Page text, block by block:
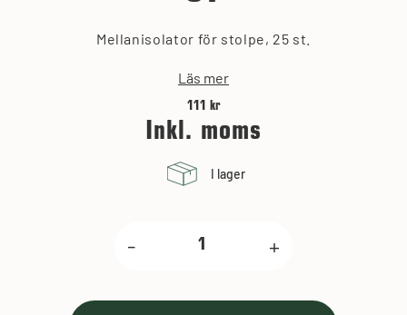
Mellanisolator för stolpe, 25 st.
Läs mer
111 kr
Inkl. moms
I lager
- +